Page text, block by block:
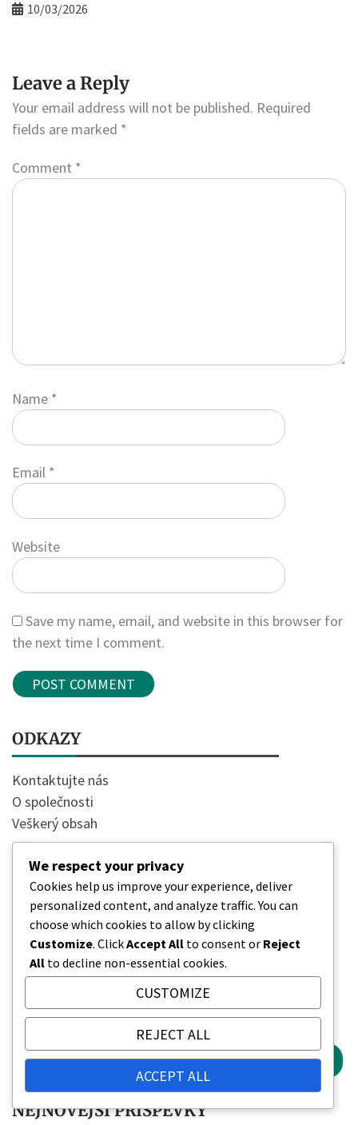
10/03/2026
Leave a Reply
Your email address will not be published. Required
fields are marked *
Comment *
Name *
Email *
Website
Save my name, email, and website in this browser for
the next time I comment.
ODKAZY
Kontaktujte nás
O společnosti
Veškerý obsah
KATEGORIE
Bonusy edice
Nároky na DLC bojovníka
Výměna kódu peněženky
HLEDAT
Search
NEJNOVĚJŠÍ PŘÍSPĚVKY
We respect your privacy
Cookies help us improve your experience, deliver
personalized content, and analyze traffic. You can
choose which cookies to allow by clicking
Customize. ClickAccept All to consent or Reject
All to decline non-essential cookies.
CUSTOMIZE
REJECT ALL
ACCEPT ALL